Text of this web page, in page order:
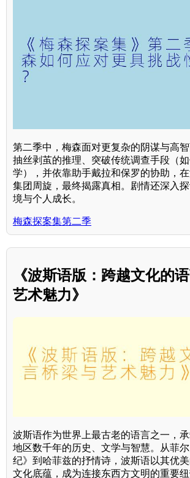
第二季中，梅森面对更复杂的阴谋与高
抽丝剥茧的推理、突破传统调查手段（
学），并依靠助手戴拉和保罗的协助，
集团周旋，最终揭露真相。剧情还深入
境与个人成长。
梅森探案集第二季
《波斯语版：跨越文化的
艺术魅力》
波斯语作为世界上最古老的语言之一，
地区数千年的历史、文学与智慧。从菲
纪》到哈菲兹的抒情诗，波斯语以其优
文化底蕴，成为连接东西方文明的重要纽